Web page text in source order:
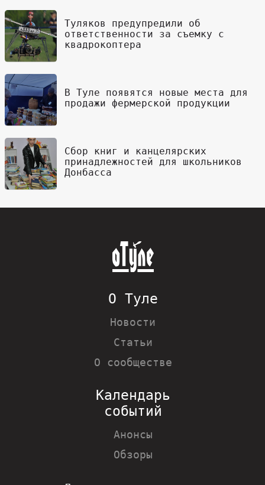
Туляков предупредили об
ответственности за съемку с
квадрокоптера
В Туле появятся новые места для
продажи фермерской продукции
Сбор книг и канцелярских
принадлежностей для школьников
Донбасса
О Туле
Новости
Статьи
О сообществе
Календарь
событий
Анонсы
Обзоры